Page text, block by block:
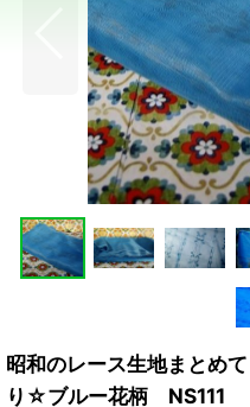
昭和のレース生地まとめ
り☆ブルー花柄 NS111